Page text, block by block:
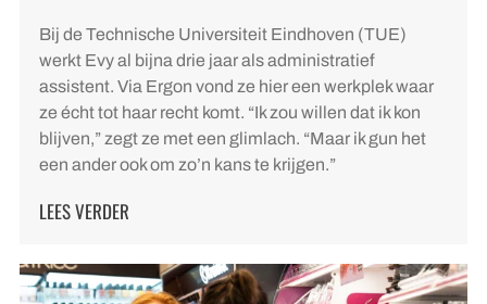
Bij de Technische Universiteit Eindhoven (TUE)
werkt Evy al bijna drie jaar als administratief
assistent. Via Ergon vond ze hier een werkplek waar
ze écht tot haar recht komt. “Ik zou willen dat ik kon
blijven,” zegt ze met een glimlach. “Maar ik gun het
een ander ook om zo’n kans te krijgen.”
LEES VERDER